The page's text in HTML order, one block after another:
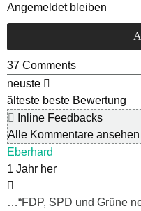
Angemeldet bleiben
37 Comments
neuste
älteste beste Bewertung
Inline Feedbacks
Alle Kommentare ansehen
Eberhard
1 Jahr her
…“FDP, SPD und Grüne